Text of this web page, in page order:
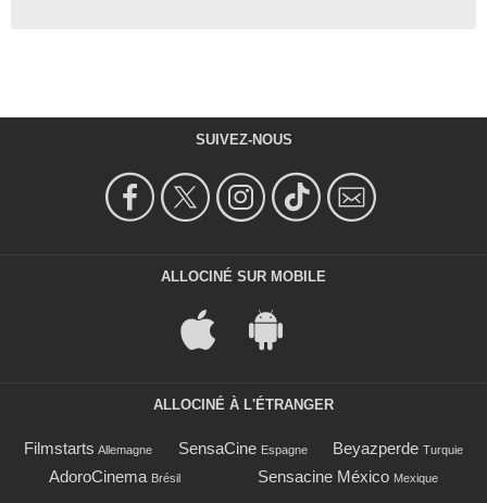
SUIVEZ-NOUS
ALLOCINÉ SUR MOBILE
ALLOCINÉ À L'ÉTRANGER
Filmstarts Allemagne SensaCine Espagne Beyazperde Turquie
AdoroCinema Brésil Sensacine México Mexique